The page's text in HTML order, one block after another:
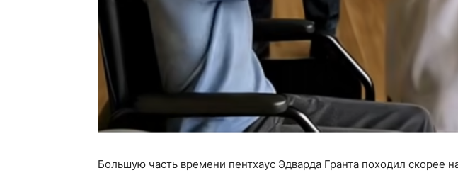
Большую часть времени пентхаус Эдварда Гранта походил скорее